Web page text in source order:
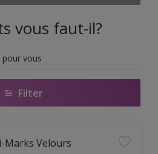
vous faut-il?
vous
Filter
Marks Velours